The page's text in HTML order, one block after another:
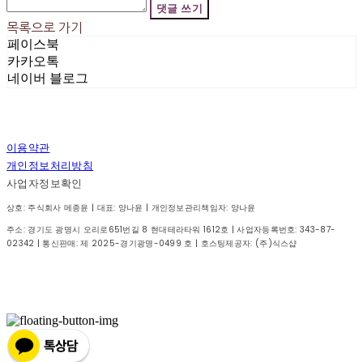
댓글 쓰기
목록으로 가기
페이스북
카카오톡
네이버 블로그
이용약관
개인정보처리방침
사업자정보확인
상호: 주식회사 메종윤 | 대표: 양나윤 | 개인정보관리책임자: 양나윤
주소: 경기도 광명시 오리로651번길 8 현대테라타워 1612호 | 사업자등록번호:343-87-
02342 | 통신판매:제 2025-경기광명-0499 호 | 호스팅제공자: (주)식스샵